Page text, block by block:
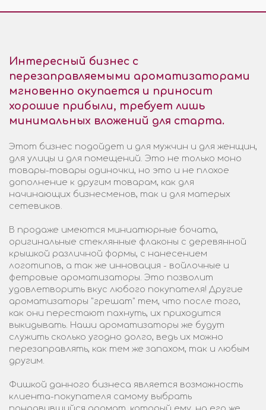
Интересный бизнес с
перезаправляемыми ароматизаторами
мгновенно окупается и приносит
хорошие прибыли, требует лишь
минимальных вложений для старта.
Этот бизнес подойдет и для мужчин и для женщин,
для улицы и для помещений. Это не только моно
товары-товары одиночки, но это и не плохое
дополнение к другим товарам, как для
начинающих бизнесменов, так и для матерых
сетевиков.
В продаже имеются миниатюрные бочата,
оригинальные стеклянные флаконы с деревянной
крышкой различной формы, с нанесением
логотипов, а так же инновация - войлочные и
фетровые ароматизаторы. Это позволит
удовлетворить вкус любого покупателя! Другие
ароматизаторы "грешат" тем, что после того,
как они перестают пахнуть, их приходится
выкидывать. Наши ароматизаторы же будут
служить сколько угодно долго, ведь их можно
перезаправлять, как тем же запахом, так и любым
другим.
Фишкой данного бизнеса является возможность
клиента-покупателя самому выбрать